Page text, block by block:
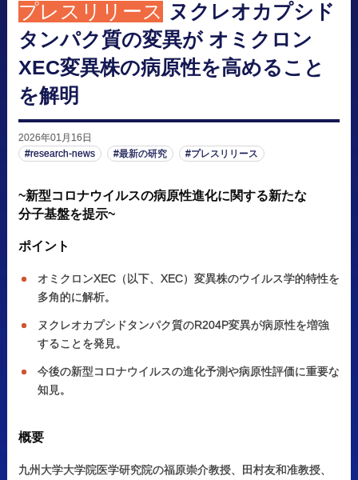
プレスリリース ヌクレオカプシド
タンパク質の変異が オミクロン
XEC変異株の病原性を高めること
を解明
2026年01月16日
research-news
最新の研究 プレスリリース
~新型コロナウイルスの病原性進化に関する新たな
分子基盤を提示~
ポイント
オミクロンXEC（以下、XEC）変異株のウイルス学的特性を
多角的に解析。
ヌクレオカプシドタンパク質のR204P変異が病原性を増強
することを発見。
今後の新型コロナウイルスの進化予測や病原性評価に重要な
知見。
概要
九州大学大学院医学研究院の福原崇介教授、田村友和准教授、